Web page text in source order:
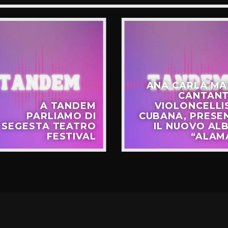
A TANDEM
PARLIAMO DI
SEGESTA TEATRO
FESTIVAL
ANA CARLA
CUBANA,
IL NUOVO